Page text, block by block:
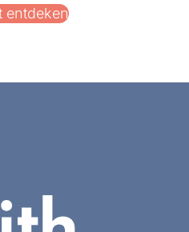
entdeken